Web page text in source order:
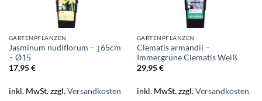
GARTENPFLANZEN
Jasminum nudiflorum – ↨65cm
– Ø15
17,95€
inkl. MwSt.zzgl.Versandkosten
GARTENPFLANZEN
Clematis armandii –
Immergrüne Clematis Weiß
29,95€
inkl. MwSt.zzgl.Versandkosten